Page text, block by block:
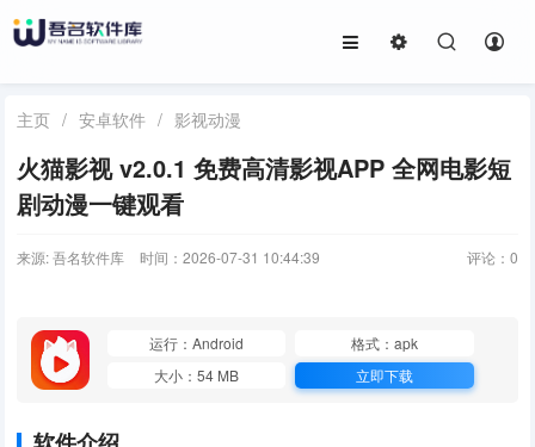
主页 / 安卓软件 / 影视动漫
火猫影视 v2.0.1 免费高清影视APP 全网电影短
剧动漫一键观看
来源: 吾名软件库 时间：2026-07-31 10:44:39 评论： 0
运行：Android
格式：apk
大小：54 MB
立即下载